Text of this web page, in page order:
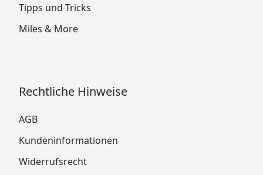
Tipps und Tricks
Miles & More
Rechtliche Hinweise
AGB
Kundeninformationen
Widerrufsrecht